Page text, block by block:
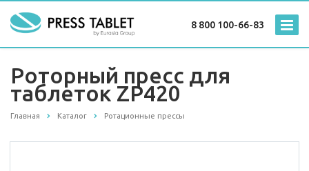
8 800 100-66-83
Роторный пресс для
таблеток ZP420
Главная Каталог Ротационные прессы